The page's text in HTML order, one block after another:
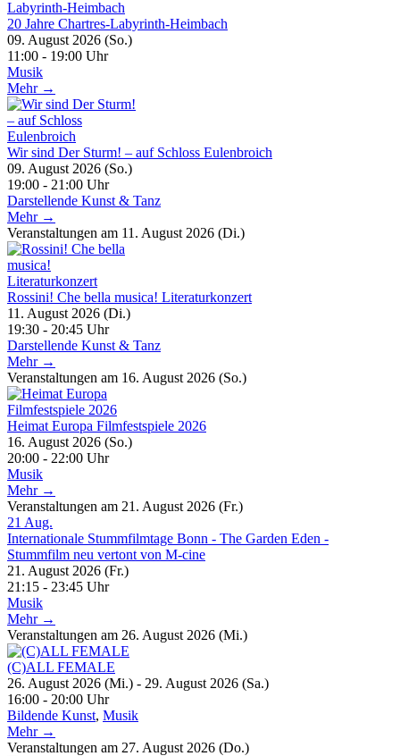
20 Jahre Chartres-Labyrinth-Heimbach
09. August 2026 (So.)
11:00 - 19:00 Uhr
Musik
Mehr →
Wir sind Der Sturm! – auf Schloss Eulenbroich
09. August 2026 (So.)
19:00 - 21:00 Uhr
Darstellende Kunst & Tanz
Mehr →
Veranstaltungen am 11. August 2026 (Di.)
Rossini! Che bella musica! Literaturkonzert
11. August 2026 (Di.)
19:30 - 20:45 Uhr
Darstellende Kunst & Tanz
Mehr →
Veranstaltungen am 16. August 2026 (So.)
Heimat Europa Filmfestspiele 2026
16. August 2026 (So.)
20:00 - 22:00 Uhr
Musik
Mehr →
Veranstaltungen am 21. August 2026 (Fr.)
21 Aug.
Internationale Stummfilmtage Bonn - The Garden Eden -
Stummfilm neu vertont von M-cine
21. August 2026 (Fr.)
21:15 - 23:45 Uhr
Musik
Mehr →
Veranstaltungen am 26. August 2026 (Mi.)
(C)ALL FEMALE
26. August 2026 (Mi.) - 29. August 2026 (Sa.)
16:00 - 20:00 Uhr
Bildende Kunst, Musik
Mehr →
Veranstaltungen am 27. August 2026 (Do.)